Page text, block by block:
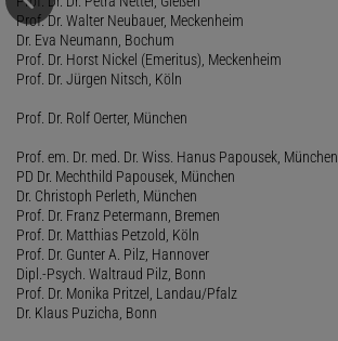
Prof. Dr. Walter Neubauer, Meckenheim
Dr. Eva Neumann, Bochum
Prof. Dr. Horst Nickel (Emeritus), Meckenheim
Prof. Dr. Jürgen Nitsch, Köln
Prof. Dr. Rolf Oerter, München
Prof. em. Dr. med. Dr. Wiss. Hanus Papousek, München
PD Dr. Mechthild Papousek, München
Dr. Christoph Perleth, München
Prof. Dr. Franz Petermann, Bremen
Prof. Dr. Matthias Petzold, Köln
Prof. Dr. Gunter A. Pilz, Hannover
Dipl.-Psych. Waltraud Pilz, Bonn
Prof. Dr. Monika Pritzel, Landau/Pfalz
Dr. Klaus Puzicha, Bonn